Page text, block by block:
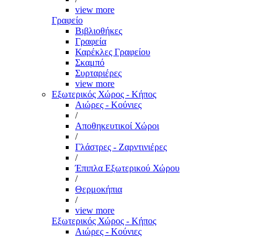
view more
Γραφείο
Βιβλιοθήκες
Γραφεία
Καρέκλες Γραφείου
Σκαμπό
Συρταριέρες
view more
Εξωτερικός Χώρος - Κήπος
Αιώρες - Κούνιες
/
Αποθηκευτικοί Χώροι
/
Γλάστρες - Ζαρντινιέρες
/
Έπιπλα Εξωτερικού Χώρου
/
Θερμοκήπια
/
view more
Εξωτερικός Χώρος - Κήπος
Αιώρες - Κούνιες